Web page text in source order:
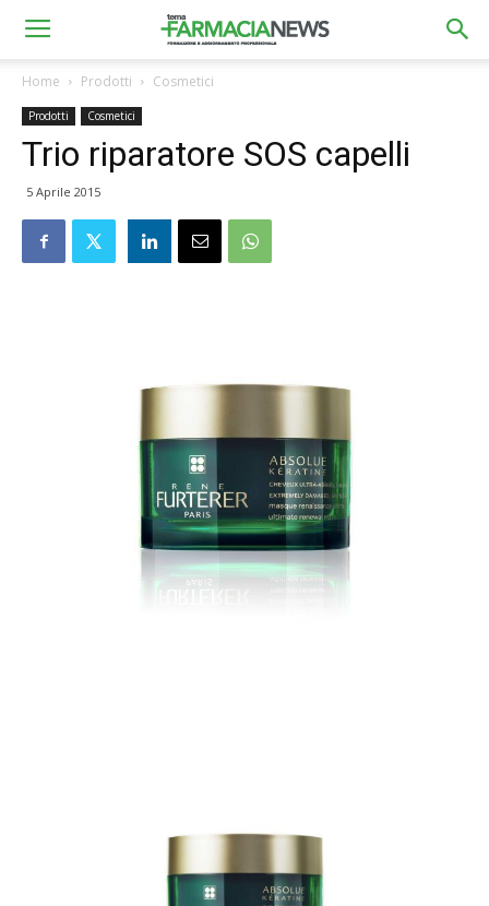
Home Prodotti Cosmetici
Prodotti Cosmetici
Trio riparatore SOS capelli
5 Aprile 2015